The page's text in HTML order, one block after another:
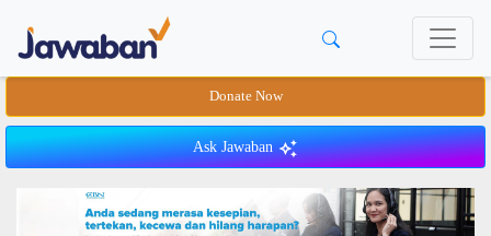
Donate Now
Ask Jawaban